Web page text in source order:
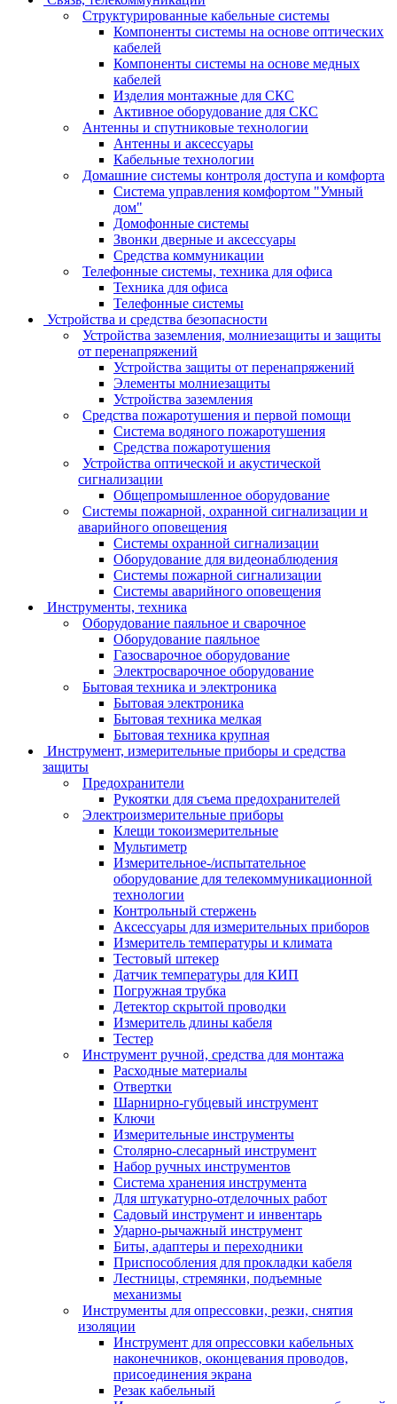
Структурированные кабельные системы
Компоненты системы на основе оптических
кабелей
Компоненты системы на основе медных
кабелей
Изделия монтажные для СКС
Активное оборудование для СКС
Антенны и спутниковые технологии
Антенны и аксессуары
Кабельные технологии
Домашние системы контроля доступа и комфорта
Система управления комфортом "Умный
дом"
Домофонные системы
Звонки дверные и аксессуары
Средства коммуникации
Телефонные системы, техника для офиса
Техника для офиса
Телефонные системы
Устройства и средства безопасности
Устройства заземления, молниезащиты и защиты
от перенапряжений
Устройства защиты от перенапряжений
Элементы молниезащиты
Устройства заземления
Средства пожаротушения и первой помощи
Система водяного пожаротушения
Средства пожаротушения
Устройства оптической и акустической
сигнализации
Общепромышленное оборудование
Системы пожарной, охранной сигнализации и
аварийного оповещения
Системы охранной сигнализации
Оборудование для видеонаблюдения
Системы пожарной сигнализации
Системы аварийного оповещения
Инструменты, техника
Оборудование паяльное и сварочное
Оборудование паяльное
Газосварочное оборудование
Электросварочное оборудование
Бытовая техника и электроника
Бытовая электроника
Бытовая техника мелкая
Бытовая техника крупная
Инструмент, измерительные приборы и средства
защиты
Предохранители
Рукоятки для съема предохранителей
Электроизмерительные приборы
Клещи токоизмерительные
Мультиметр
Измерительное-/испытательное
оборудование для телекоммуникационной
технологии
Контрольный стержень
Аксессуары для измерительных приборов
Измеритель температуры и климата
Тестовый штекер
Датчик температуры для КИП
Погружная трубка
Детектор скрытой проводки
Измеритель длины кабеля
Тестер
Инструмент ручной, средства для монтажа
Расходные материалы
Отвертки
Шарнирно-губцевый инструмент
Ключи
Измерительные инструменты
Столярно-слесарный инструмент
Набор ручных инструментов
Система хранения инструмента
Для штукатурно-отделочных работ
Садовый инструмент и инвентарь
Ударно-рычажный инструмент
Биты, адаптеры и переходники
Приспособления для прокладки кабеля
Лестницы, стремянки, подъемные
механизмы
Инструменты для опрессовки, резки, снятия
изоляции
Инструмент для опрессовки кабельных
наконечников, оконцевания проводов,
присоединения экрана
Резак кабельный